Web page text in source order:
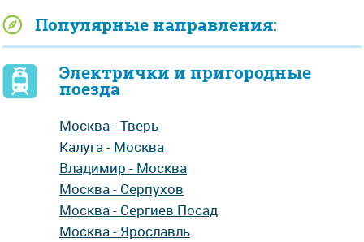
Популярные направления:
Электрички и пригородные
поезда
Москва - Тверь
Калуга - Москва
Владимир - Москва
Москва - Серпухов
Москва - Сергиев Посад
Москва - Ярославль